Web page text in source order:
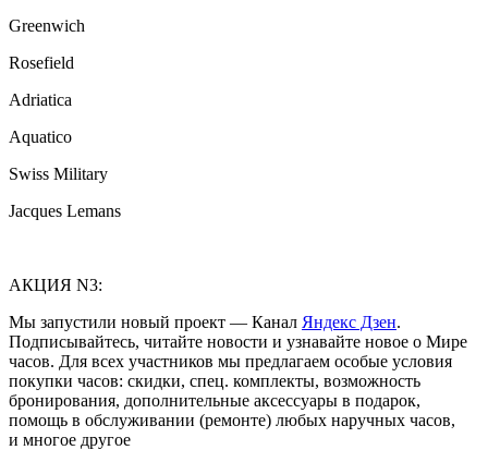
Greenwich
Rosefield
Adriatica
Aquatico
Swiss Military
Jacques Lemans
АКЦИЯ N3:
Мы запустили новый проект — Канал Яндекс Дзен.
Подписывайтесь, читайте новости и узнавайте новое о Мире
часов. Для всех участников мы предлагаем особые условия
покупки часов: скидки, спец. комплекты, возможность
бронирования, дополнительные аксессуары в подарок,
помощь в обслуживании (ремонте) любых наручных часов,
и многое другое